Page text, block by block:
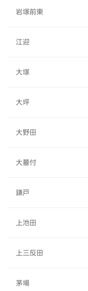
岩塚前東
江迎
大塚
大坪
大野田
大墓付
鎌戸
上池田
上三反田
茅場